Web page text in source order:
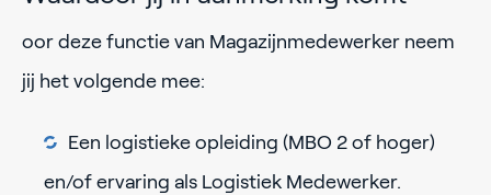
oor deze functie van Magazijnmedewerker neem
jij het volgende mee:
Een logistieke opleiding (MBO 2 of hoger)
en/of ervaring als Logistiek Medewerker.